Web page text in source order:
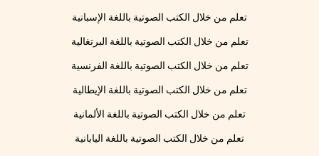
تعلم من خلال الكتب الصوتية باللغة الإسبانية
تعلم من خلال الكتب الصوتية باللغة البرتغالية
تعلم من خلال الكتب الصوتية باللغة الفرنسية
تعلم من خلال الكتب الصوتية باللغة الإيطالية
تعلم من خلال الكتب الصوتية باللغة الألمانية
تعلم من خلال الكتب الصوتية باللغة اليابانية